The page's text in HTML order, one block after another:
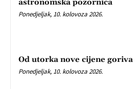
astronomska pozornica
Ponedjeljak, 10. kolovoza 2026.
Od utorka nove cijene goriva
Ponedjeljak, 10. kolovoza 2026.